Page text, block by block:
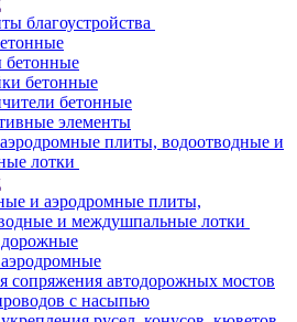
благоустройства
бетонные
бетонные
бетонные
элементы
плиты, водоотводные и
лотки
и аэродромные плиты,
и междушпальные лотки
сопряжения автодорожных мостов
с насыпью